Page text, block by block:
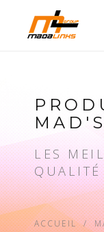
LES
QUALITÉ
ACCUEIL